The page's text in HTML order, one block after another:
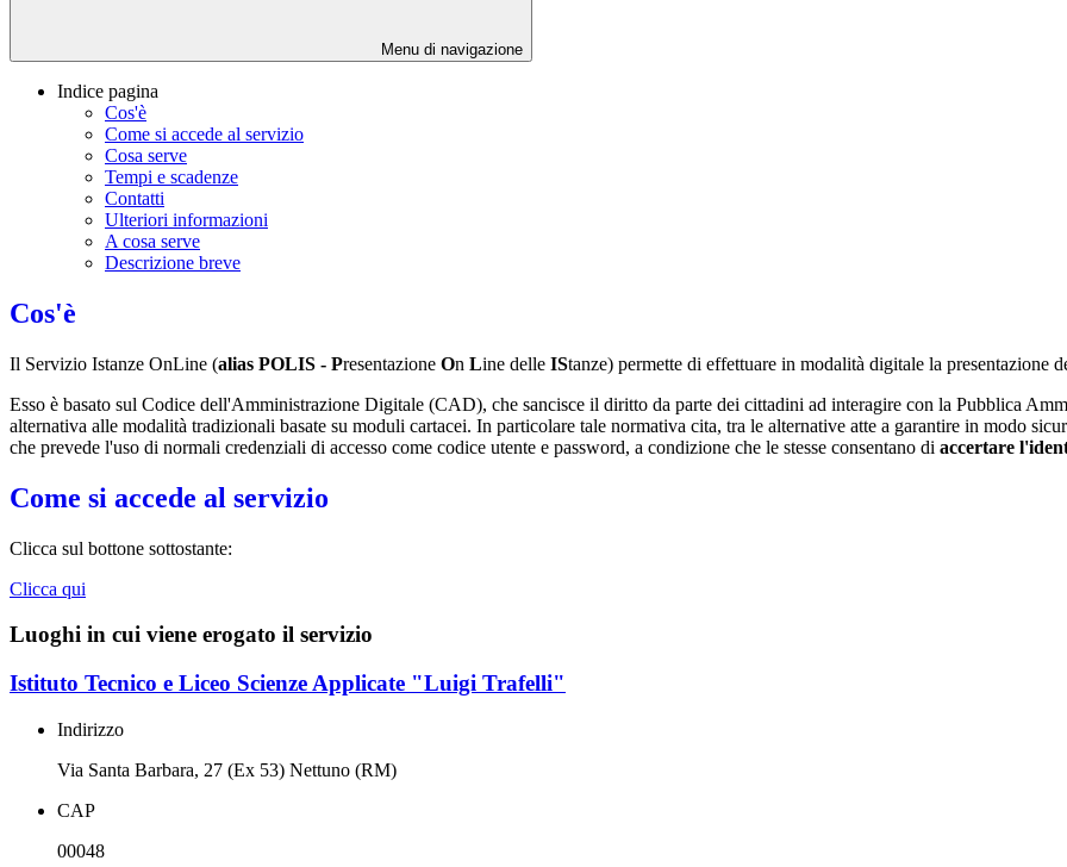
Menu di navigazione
Indice pagina
Cos'è
Come si accede al servizio
Cosa serve
Tempi e scadenze
Contatti
Ulteriori informazioni
A cosa serve
Descrizione breve
Cos'è
Il Servizio Istanze OnLine (alias POLIS - Presentazione On Line delle IStanze) permette di effettuare in modalità digitale la
Esso è basato sul Codice dell'Amministrazione Digitale (CAD), che sancisce il diritto da parte dei cittadini ad interagire con la Pubblica
alternativa alle modalità tradizionali basate su moduli cartacei. In particolare tale normativa cita, tra le alternative atte a garantire in modo
che prevede l'uso di normali credenziali di accesso come codice utente e password, a condizione che le stesse consentano di accertare
Come si accede al servizio
Clicca sul bottone sottostante:
Clicca qui
Luoghi in cui viene erogato il servizio
Istituto Tecnico e Liceo Scienze Applicate "Luigi Trafelli"
Indirizzo
Via Santa Barbara, 27 (Ex 53) Nettuno (RM)
CAP
00048